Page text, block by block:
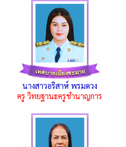
นางสาวอริสาห์ พรมดวง
ครู วิทยฐานะครูชำนาญการ